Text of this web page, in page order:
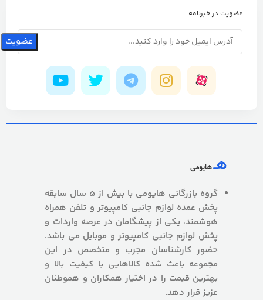
عضویت در خبرنامه
گروه بازرگانی هایومی با بیش از 5 سال سابقه
پخش عمده لوازم جانبی کامپیوتر و تلفن همراه
هوشمند، یکی از پیشگامان در عرصه واردات و
پخش لوازم جانبی کامپیوتر و موبایل می باشد.
حضور کارشناسان مجرب و متخصص در این
مجموعه باعث شده کالاهایی با کیفیت بالا و
بهترین قیمت را در اختیار همکاران و هموطنان
عزیز قرار دهد.